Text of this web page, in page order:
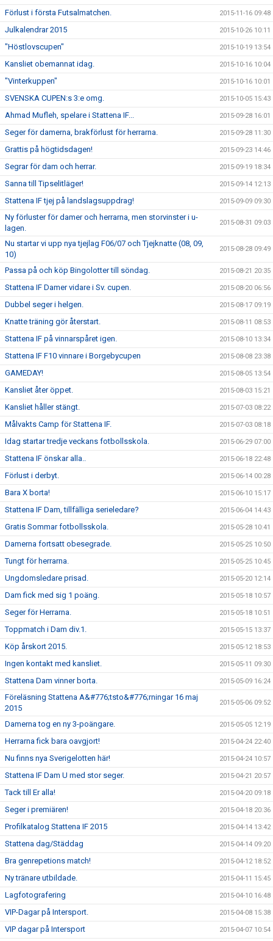
Förlust i första Futsalmatchen. 2015-11-16 09:48
Julkalendrar 2015 2015-10-26 10:11
"Höstlovscupen" 2015-10-19 13:54
Kansliet obemannat idag. 2015-10-16 10:04
"Vinterkuppen" 2015-10-16 10:01
SVENSKA CUPEN:s 3:e omg. 2015-10-05 15:43
Ahmad Mufleh, spelare i Stattena IF... 2015-09-28 16:01
Seger för damerna, brakförlust för herrarna. 2015-09-28 11:30
Grattis på högtidsdagen! 2015-09-23 14:46
Segrar för dam och herrar. 2015-09-19 18:34
Sanna till Tipselitläger! 2015-09-14 12:13
Stattena IF tjej på landslagsuppdrag! 2015-09-09 09:30
Ny förluster för damer och herrarna, men storvinster i u-
lagen.
2015-08-31 09:03
Nu startar vi upp nya tjejlag F06/07 och Tjejknatte (08, 09,
10)
2015-08-28 09:49
Passa på och köp Bingolotter till söndag. 2015-08-21 20:35
Stattena IF Damer vidare i Sv. cupen. 2015-08-20 06:56
Dubbel seger i helgen. 2015-08-17 09:19
Knatte träning gör återstart. 2015-08-11 08:53
Stattena IF på vinnarspåret igen. 2015-08-10 13:34
Stattena IF F10 vinnare i Borgebycupen 2015-08-08 23:38
GAMEDAY! 2015-08-05 13:54
Kansliet åter öppet. 2015-08-03 15:21
Kansliet håller stängt. 2015-07-03 08:22
Målvakts Camp för Stattena IF. 2015-07-03 08:18
Idag startar tredje veckans fotbollsskola. 2015-06-29 07:00
Stattena IF önskar alla.. 2015-06-18 22:48
Förlust i derbyt. 2015-06-14 00:28
Bara X borta! 2015-06-10 15:17
Stattena IF Dam, tillfälliga serieledare? 2015-06-04 14:43
Gratis Sommar fotbollsskola. 2015-05-28 10:41
Damerna fortsatt obesegrade. 2015-05-25 10:50
Tungt för herrarna. 2015-05-25 10:45
Ungdomsledare prisad. 2015-05-20 12:14
Dam fick med sig 1 poäng. 2015-05-18 10:57
Seger för Herrarna. 2015-05-18 10:51
Toppmatch i Dam div.1. 2015-05-15 13:37
Köp årskort 2015. 2015-05-12 18:53
Ingen kontakt med kansliet. 2015-05-11 09:30
Stattena Dam vinner borta. 2015-05-09 16:24
Föreläsning Stattena A&#776;tsto&#776;rningar 16 maj
2015
2015-05-06 09:52
Damerna tog en ny 3-poängare. 2015-05-05 12:19
Herrarna fick bara oavgjort! 2015-04-24 22:40
Nu finns nya Sverigelotten här! 2015-04-24 10:57
Stattena IF Dam U med stor seger. 2015-04-21 20:57
Tack till Er alla! 2015-04-20 09:18
Seger i premiären! 2015-04-18 20:36
Profilkatalog Stattena IF 2015 2015-04-14 13:42
Stattena dag/Städdag 2015-04-14 09:20
Bra genrepetions match! 2015-04-12 18:52
Ny tränare utbildade. 2015-04-11 15:45
Lagfotografering 2015-04-10 16:48
VIP-Dagar på Intersport. 2015-04-08 15:38
VIP dagar på Intersport 2015-04-07 10:54